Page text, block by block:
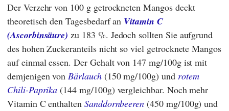
Der Verzehr von 100 g getrockneten Mangos deckt
theoretisch den Tagesbedarf an Vitamin C
(Ascorbinsäure) zu 183 %. Jedoch sollten Sie aufgrund
des hohen Zuckeranteils nicht so viel getrocknete Mangos
auf einmal essen. Der Gehalt von 147 mg/100g ist mit
demjenigen vonBärlauch(150 mg/100g) und rotem
Chili-Paprika (144 mg/100g) vergleichbar. Noch mehr
Vitamin C enthalten Sanddornbeeren (450 mg/100g) und